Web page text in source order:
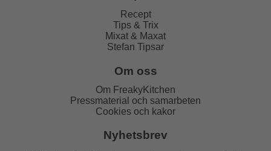
Recept
Tips & Trix
Mixat & Maxat
Stefan Tipsar
Om oss
Om FreakyKitchen
Pressmaterial och samarbeten
Cookies och kakor
Nyhetsbrev